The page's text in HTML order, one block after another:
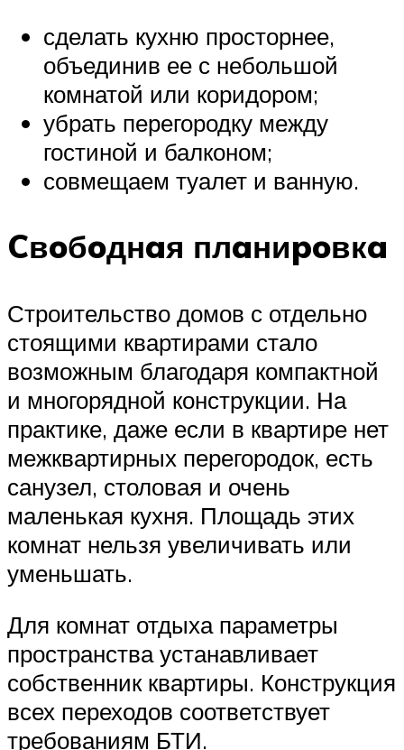
сделать кухню просторнее,
объединив ее с небольшой
комнатой или коридором;
убрать перегородку между
гостиной и балконом;
совмещаем туалет и ванную.
Cвoбoднaя плaниpoвкa
Строительство домов с отдельно
стоящими квартирами стало
возможным благодаря компактной
и многорядной конструкции. На
практике, даже если в квартире нет
межквартирных перегородок, есть
санузел, столовая и очень
маленькая кухня. Площадь этих
комнат нельзя увеличивать или
уменьшать.
Для комнат отдыха параметры
пространства устанавливает
собственник квартиры. Конструкция
всех переходов соответствует
требованиям БТИ.